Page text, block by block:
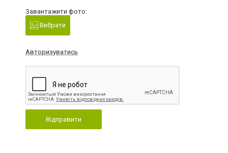
Завантажити фото:
Вибрати
Авторизуватись
Відправити